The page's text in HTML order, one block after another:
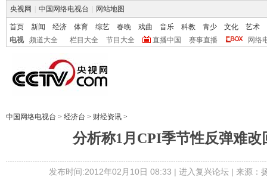
央视网 中国网络电视台 网站地图
首页 新闻 经济 体育 综艺 春晚 戏曲 音乐 科教 青少 文化
艺术
电视
频道大全 栏目大全 节目大全 直播中国 赛事直播 网络
中国网络电视台 > 经济台 > 财经资讯 >
分析称1月CPI季节性反弹难改
发布时间:2012年02月10日 08:33 | 进入复兴论坛| 来源：